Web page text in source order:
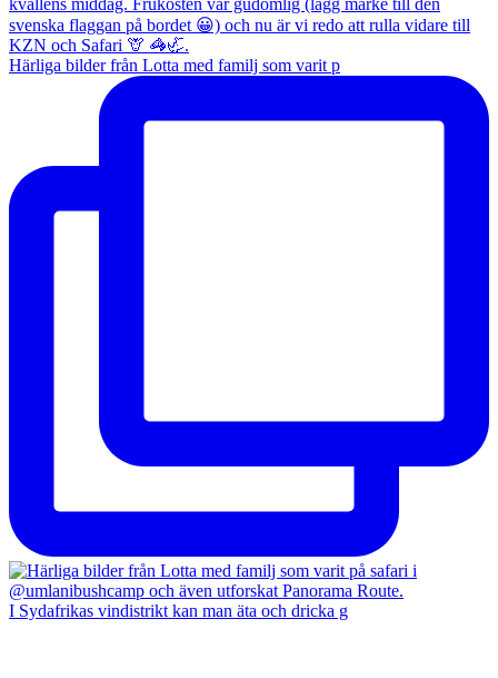
Härliga bilder från Lotta med familj som varit p
I Sydafrikas vindistrikt kan man äta och dricka g